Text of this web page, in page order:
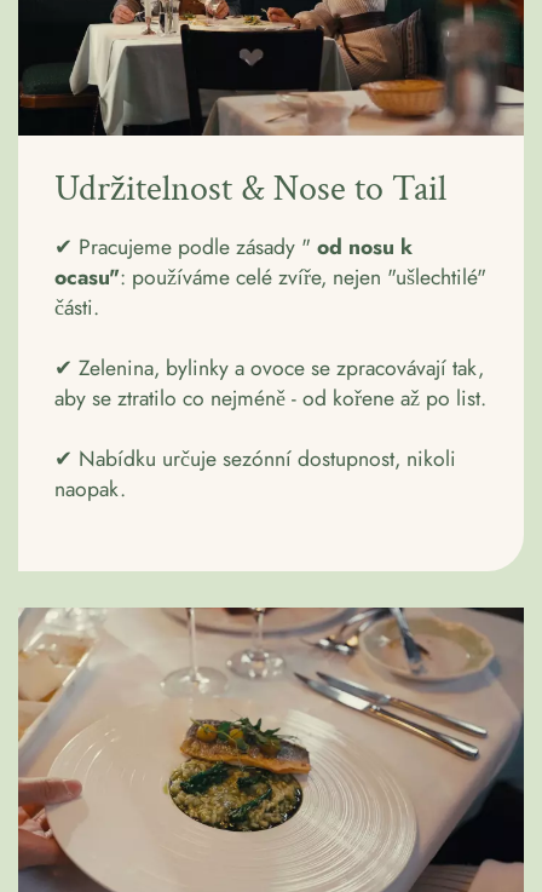
Udržitelnost & Nose to Tail
✔ Pracujeme podle zásady " od nosu k
ocasu": používáme celé zvíře, nejen "ušlechtilé"
části.
✔ Zelenina, bylinky a ovoce se zpracovávají tak,
aby se ztratilo co nejméně - od kořene až po list.
✔ Nabídku určuje sezónní dostupnost, nikoli
naopak.